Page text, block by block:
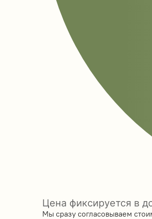
Цена фиксируется в
Мы сразу согласовываем